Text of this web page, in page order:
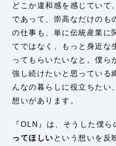
どこか違和感を感じていて
であって、崇高なだけのも
の仕事も、単に伝統産業に
てではなく、もっと身近な
ってもらいたいなと。僕ら
強し続けたいと思っている
んなの暮らしに役立ちたい
想いがあります。
『OLN』は、そうした僕ら
ってほしい という想いを反